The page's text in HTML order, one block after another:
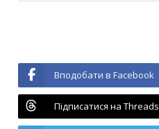
Вподобати в Facebook
Підписатися на Threads